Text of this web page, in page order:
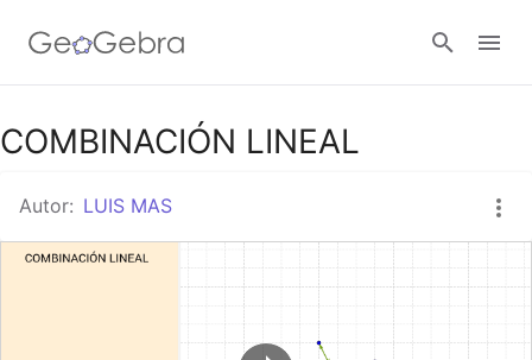
Google Classroom
GeoGebra Classroom
Abrir sesión
COMBINACIÓN LINEAL
Autor: LUIS MAS